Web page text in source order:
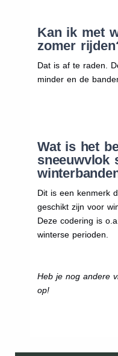
Kan ik met
zomer
Dat is af te raden.
minder en de
Wat is het
sneeuwvlok
Dit is een kenmerk
geschikt zijn voor
Deze codering is
winterse perioden.
Heb je nog andere
op!